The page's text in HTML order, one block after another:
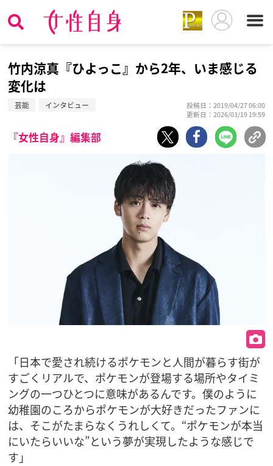
竹内涼真『ひよっこ』から2年、いま感じる
変化は
芸能 インタビュー
投稿日：2019/04/27 06:00
更新日：2026/03/19 19:59
『女性自身』編集部
「日本で愛され続けるポケモンと人間が暮らす街が
すごくリアルで、ポケモンが登場する場所やタイミ
ングの一つひとつに意味があるんです。僕のように
幼稚園のころからポケモンが大好きだったファンに
は、そこがたまらなくうれしくて。“ポケモンが本当
にいたらいいな”という夢が実現したような感じで
す」